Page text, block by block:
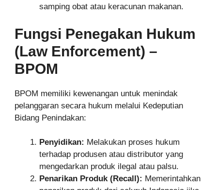
samping obat atau keracunan makanan.
Fungsi Penegakan Hukum
(Law Enforcement) –
BPOM
BPOM memiliki kewenangan untuk menindak
pelanggaran secara hukum melalui Kedeputian
Bidang Penindakan:
Penyidikan: Melakukan proses hukum
terhadap produsen atau distributor yang
mengedarkan produk ilegal atau palsu.
Penarikan Produk (Recall): Memerintahkan